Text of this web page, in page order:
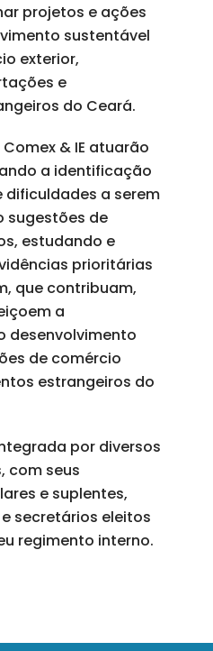
projetos e ações
sustentável
exterior,
e
do Ceará.
& IE atuarão
a identificação
a serem
sugestões de
estudando e
prioritárias
que contribuam,
a
desenvolvimento
de comércio
estrangeiros do
por diversos
com seus
e suplentes,
secretários eleitos
regimento interno.